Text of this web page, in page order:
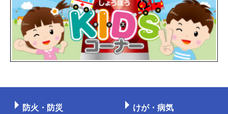
防火・防災
けが・病気